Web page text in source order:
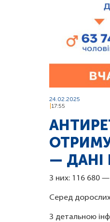
24.02.2025
17:55
— ДАНІ
З них: 116 680
Серед дорослих
З детальною